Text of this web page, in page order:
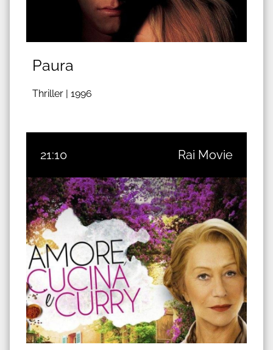
Paura
Thriller | 1996
21:10 Rai Movie